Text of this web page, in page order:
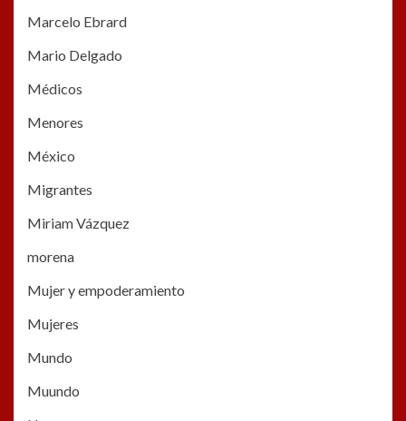
Marcelo Ebrard
Mario Delgado
Médicos
Menores
México
Migrantes
Miriam Vázquez
morena
Mujer y empoderamiento
Mujeres
Mundo
Muundo